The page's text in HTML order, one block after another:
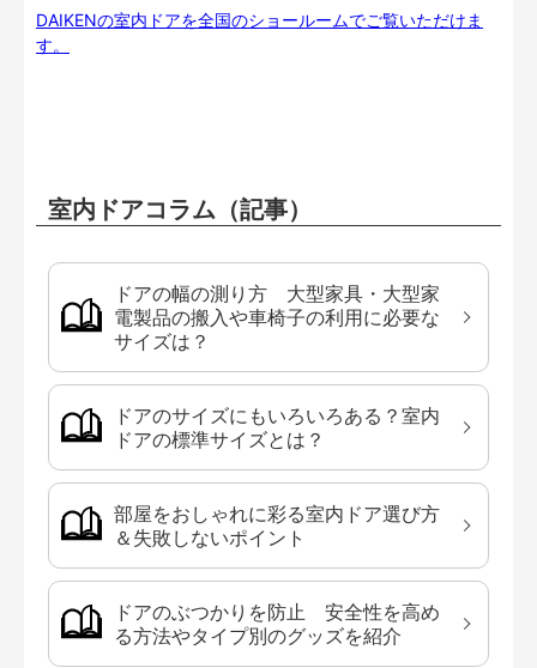
DAIKENの室内ドアを全国のショールームでご覧いただけま
す。
室内ドアコラム（記事）
ドアの幅の測り方 大型家具・大型家
電製品の搬入や車椅子の利用に必要な
サイズは？
ドアのサイズにもいろいろある？室内
ドアの標準サイズとは？
部屋をおしゃれに彩る室内ドア選び方
＆失敗しないポイント
ドアのぶつかりを防止 安全性を高め
る方法やタイプ別のグッズを紹介